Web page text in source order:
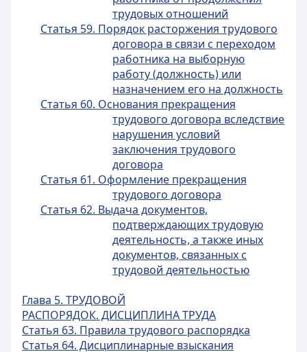
трудовых отношений
Статья 59. Порядок расторжения трудового
договора в связи с переходом
работника на выборную
работу (должность) или
назначением его на должность
Статья 60. Основания прекращения
трудового договора вследствие
нарушения условий
заключения трудового
договора
Статья 61. Оформление прекращения
трудового договора
Статья 62. Выдача документов,
подтверждающих трудовую
деятельность, а также иных
документов, связанных c
трудовой деятельностью
Глава 5. ТРУДОВОЙ
РАСПОРЯДОК. ДИСЦИПЛИНА ТРУДА
Статья 63. Правила трудового распорядка
Статья 64. Дисциплинарные взыскания